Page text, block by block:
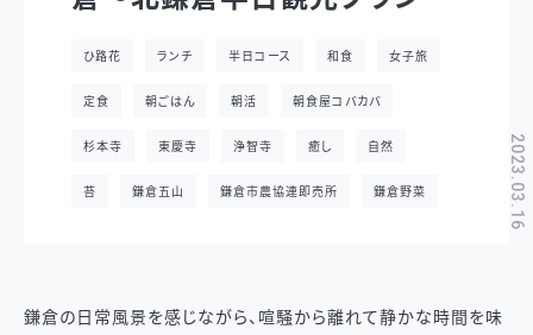
2023.03.16
ひ路花 ランチ 半日コース 和食 女子旅
定食 朝ごはん 朝活 朝食屋コバカバ
杉本寺 東慶寺 浄智寺 癒し 自然
苔 鎌倉五山 鎌倉市農協連即売所 鎌倉野菜
鎌倉の日常風景を感じながら、喧騒から離れて静かな時間を味